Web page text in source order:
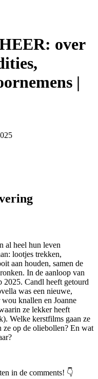
over
|
al heel hun leven
lootjes trekken,
aan houden, samen de
In de aanloop van
2025. Candl heeft getourd
was een nieuwe,
knallen en Joanne
ze lekker heeft
Welke kerstfilms gaan ze
ze op de oliebollen? En wat
in de comments! 👇